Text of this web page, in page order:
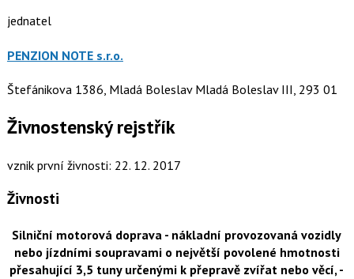
jednatel
PENZION NOTE s.r.o.
Štefánikova 1386, Mladá Boleslav Mladá Boleslav III, 293 01
Živnostenský rejstřík
vznik první živnosti: 22. 12. 2017
Živnosti
Silniční motorová doprava - nákladní provozovaná vozidly
nebo jízdními soupravami o největší povolené hmotnosti
přesahující 3,5 tuny určenými k přepravě zvířat nebo věcí, -